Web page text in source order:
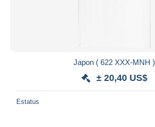
Japon ( 622 XXX-MNH )
± 20,40 US$
Estatus